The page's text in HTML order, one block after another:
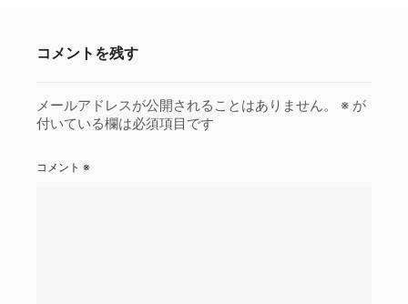
コメントを残す
メールアドレスが公開されることはありません。 ※ が
付いている欄は必須項目です
コメント ※